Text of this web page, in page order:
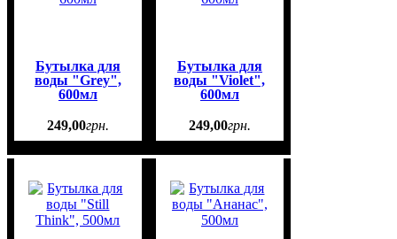
Бутылка для
воды "Grey",
600мл
249,00грн.
Бутылка для
воды "Violet",
600мл
249,00грн.